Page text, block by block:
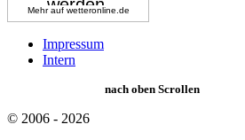
Mehr auf wetteronline.de
Impressum
Intern
nach oben Scrollen
© 2006 - 2026